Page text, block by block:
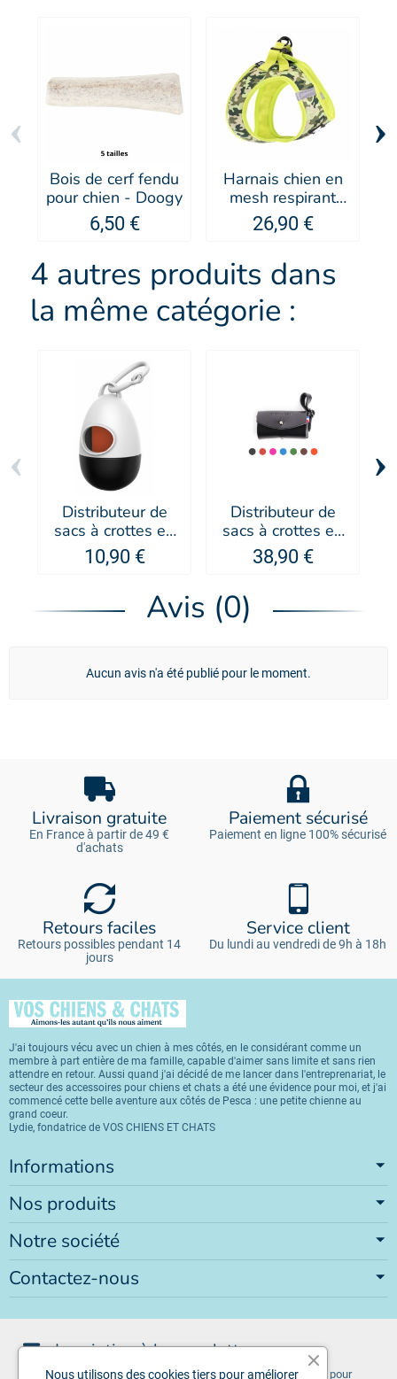
Bois de cerf fendu
pour chien - Doogy
6,50 €
Harnais chien en
mesh respirant
Camouflage Vert
Citron - MARTIN
26,90 €
‹ ›
4 autres produits dans
la même catégorie :
Distributeur de
sacs à crottes en
forme d'oeuf
MARTIN SELLIER
10,90 €
Distributeur de
sacs à crottes en
cuir Poopi -
MARTIN SELLIER
38,90 €
‹ ›
Avis (0)
Aucun avis n'a été publié pour le moment.
Livraison gratuite
En France à partir de 49 €
d'achats
Paiement sécurisé
Paiement en ligne 100% sécurisé
Retours faciles
Retours possibles pendant 14
jours
Service client
Du lundi au vendredi de 9h à 18h
J'ai toujours vécu avec un chien à mes côtés, en le considérant comme un
membre à part entière de ma famille, capable d'aimer sans limite et sans rien
attendre en retour. Aussi quand j'ai décidé de me lancer dans l'entreprenariat, le
secteur des accessoires pour chiens et chats a été une évidence pour moi, et j'ai
commencé cette belle aventure aux côtés de Pesca : une petite chienne au
grand coeur.
Lydie, fondatrice de VOS CHIENS ET CHATS
Informations
Nos produits
Notre société
Contactez-nous
Inscription à la newsletter
Vous pouvez vous désinscrire à tout moment. Vous trouverez pour
Nous utilisons des cookies tiers pour améliorer